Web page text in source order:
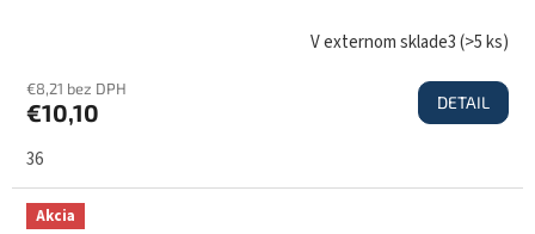
V externom sklade3(>5 ks)
€8,21 bez DPH
€10,10 DETAIL
36
Akcia